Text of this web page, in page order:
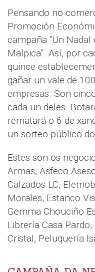
Pensando no
Promoción
campaña ”Un
Malpica”. Así, por
quince
gañar un vale de
empresas. Son
cada un deles.
rematará o 6 de
un sorteo público
Estes son os
Armas, Asfeco
Calzados LC,
Morales, Estanco
Gemma Chouciño
Librería Casa
Cristal, Peluquería